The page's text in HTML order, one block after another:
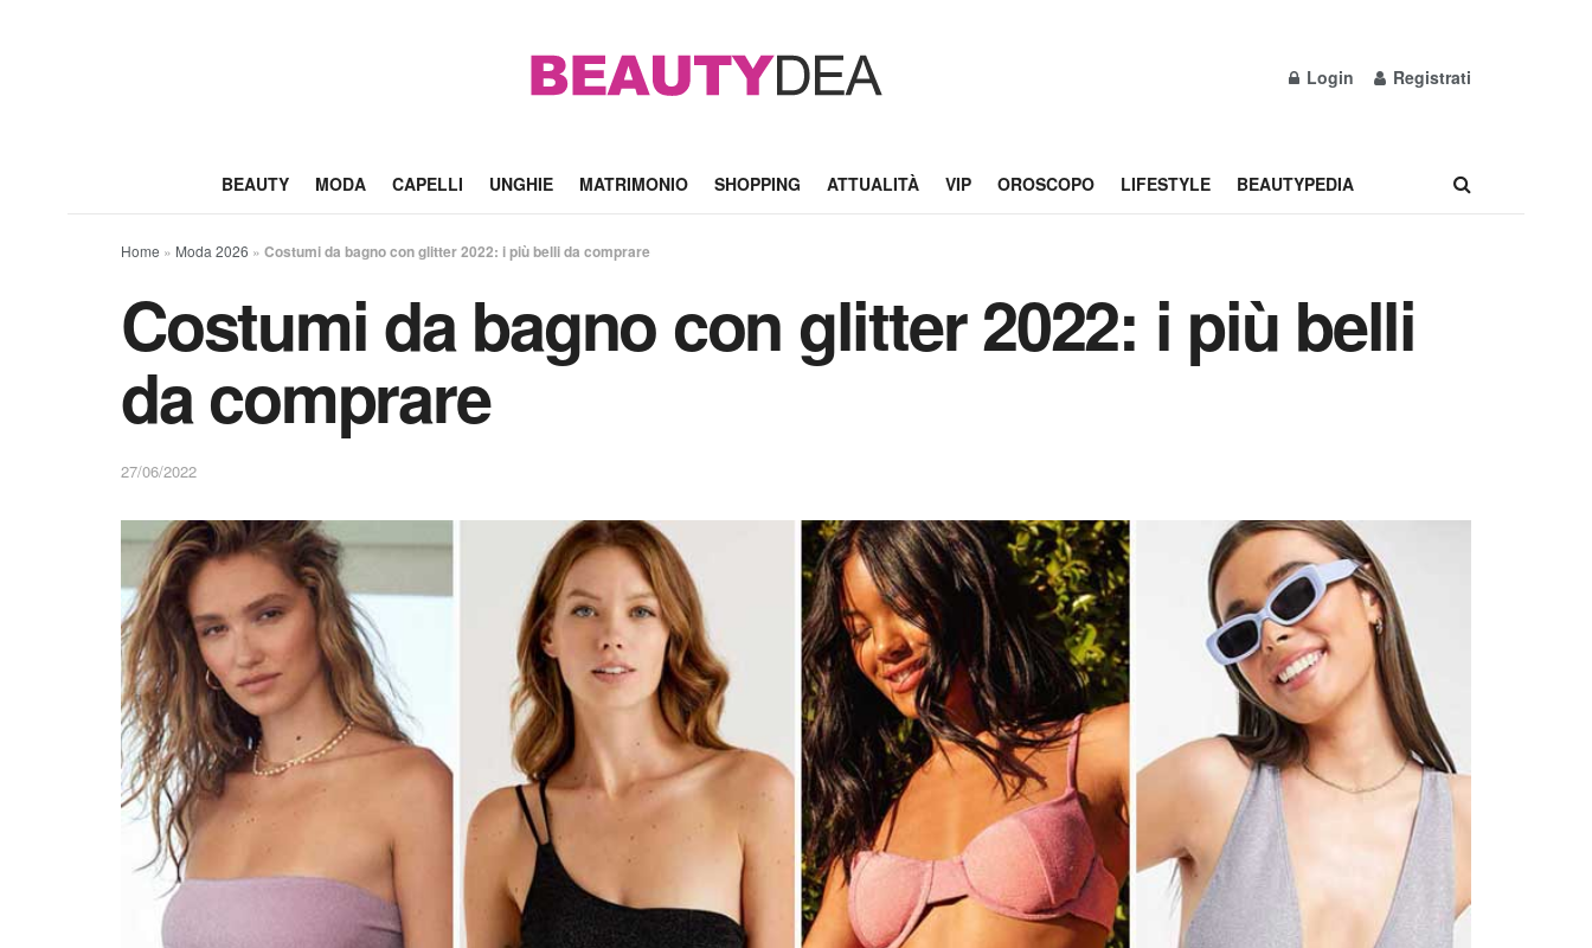
Login Registrati
BEAUTY MODA CAPELLI UNGHIE MATRIMONIO SHOPPING ATTUALITÀ VIP OROSCOPO LIFESTYLE BEAUTYPEDIA
Home » Moda 2026 » Costumi da bagno con glitter 2022: i più belli da comprare
Costumi da bagno con glitter 2022: i più belli
da comprare
27/06/2022